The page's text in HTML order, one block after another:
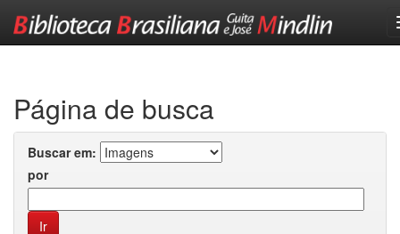
Página de busca
Buscar em:
por